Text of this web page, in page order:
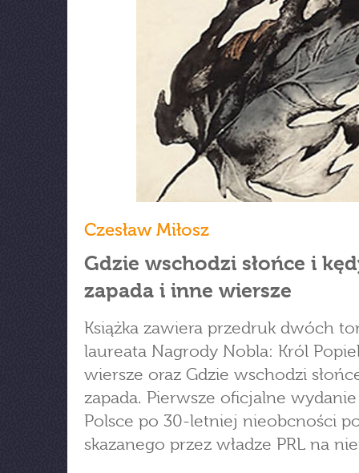
Czesław Miłosz
Gdzie wschodzi słońce i
zapada i inne wiersze
Książka zawiera przedruk dwóch
laureata Nagrody Nobla: Król
wiersze oraz Gdzie wschodzi
zapada. Pierwsze oficjalne
Polsce po 30-letniej nieobcności
skazanego przez władze PRL na